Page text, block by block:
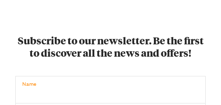
Subscribe to our newsletter. Be the first
to discover all the news and offers!
Name